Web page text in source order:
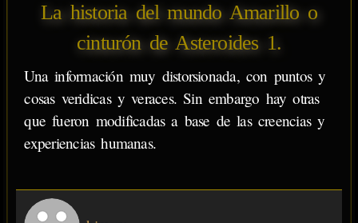
La historia del mundo Amarillo o
cinturón de Asteroides 1.
Una información muy distorsionada, con puntos y
cosas veridicas y veraces. Sin embargo hay otras
que fueron modificadas a base de las creencias y
experiencias humanas.